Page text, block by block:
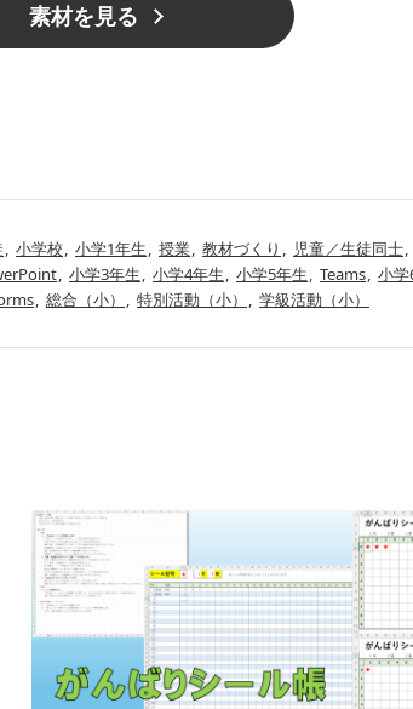
素材を見る
小学校 小学1年生 授業 教材づくり 児童／生徒同士
小学3年生 小学4年生 小学5年生 Teams 小学
総合（小） 特別活動（小） 学級活動（小）